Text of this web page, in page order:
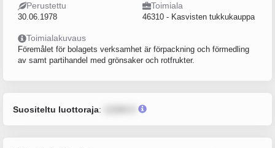
Perustettu
30.06.1978
Toimiala
46310 - Kasvisten tukkukauppa
Toimialakuvaus
Föremålet för bolagets verksamhet är förpackning och förmedling
av samt partihandel med grönsaker och rotfrukter.
Suositeltu luottoraja: